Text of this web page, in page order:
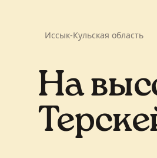
Иссык-Кульская область
На